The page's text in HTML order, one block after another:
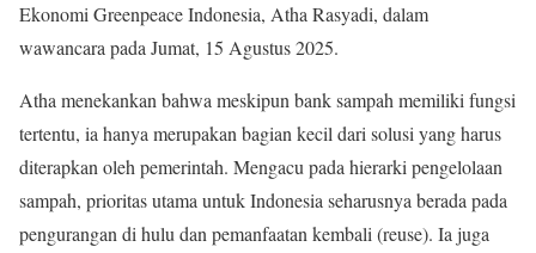
Ekonomi Greenpeace Indonesia, Atha Rasyadi, dalam
wawancara pada Jumat, 15 Agustus 2025.
Atha menekankan bahwa meskipun bank sampah memiliki fungsi
tertentu, ia hanya merupakan bagian kecil dari solusi yang harus
diterapkan oleh pemerintah. Mengacu pada hierarki pengelolaan
sampah, prioritas utama untuk Indonesia seharusnya berada pada
pengurangan di hulu dan pemanfaatan kembali (reuse). Ia juga